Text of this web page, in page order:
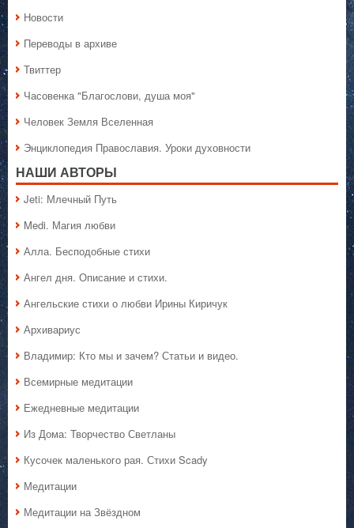
Новости
Переводы в архиве
Твиттер
Часовенка "Благослови, душа моя"
Человек Земля Вселенная
Энциклопедия Православия. Уроки духовности
НАШИ АВТОРЫ
Jeti: Млечный Путь
Medi. Магия любви
Алла. Бесподобные стихи
Ангел дня. Описание и стихи.
Ангельские стихи о любви Ирины Киричук
Архивариус
Владимир: Кто мы и зачем? Статьи и видео.
Всемирные медитации
Ежедневные медитации
Из Дома: Творчество Светланы
Кусочек маленького рая. Стихи Scady
Медитации
Медитации на Звёздном